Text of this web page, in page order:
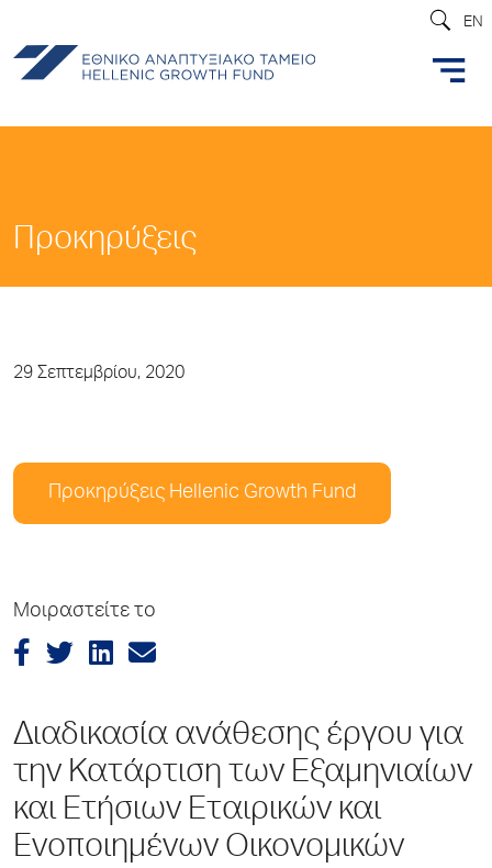
EN
Προκηρύξεις
29 Σεπτεμβρίου, 2020
Προκηρύξεις Hellenic Growth Fund
Μοιραστείτε το
Διαδικασία ανάθεσης έργου για
την Κατάρτιση των Εξαμηνιαίων
και Ετήσιων Εταιρικών και
Ενοποιημένων Οικονομικών